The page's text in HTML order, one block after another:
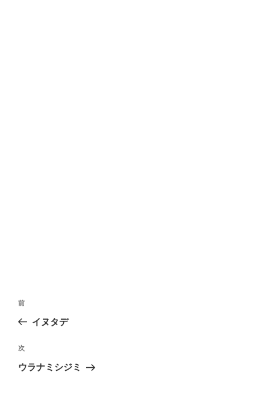
投
ナ
ビ
ゲ
前
の
稿
前
イヌタデ
次
の
次
ウラナミシジミ